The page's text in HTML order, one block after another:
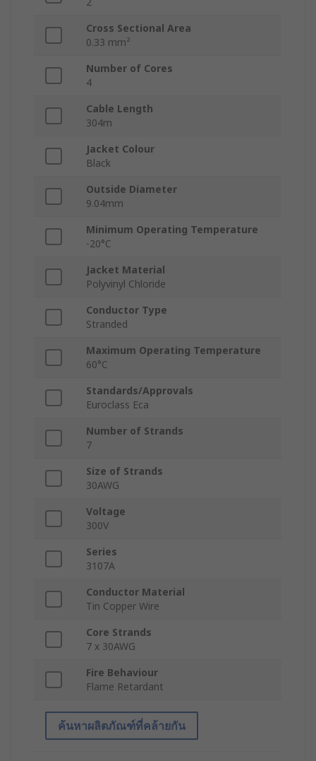
Cross Sectional Area
0.33 mm²
Number of Cores
4
Cable Length
304m
Jacket Colour
Black
Outside Diameter
9.04mm
Minimum Operating Temperature
-20°C
Jacket Material
Polyvinyl Chloride
Conductor Type
Stranded
Maximum Operating Temperature
60°C
Standards/Approvals
Euroclass Eca
Number of Strands
7
Size of Strands
30AWG
Voltage
300V
Series
3107A
Conductor Material
Tin Copper Wire
Core Strands
7 x 30AWG
Fire Behaviour
Flame Retardant
ค้นหาผลิตภัณฑ์ที่คล้ายกัน